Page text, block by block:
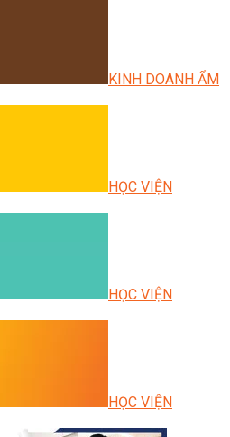
KINH DOANH ẨM
HỌC VIỆN
HỌC VIỆN
HỌC VIỆN